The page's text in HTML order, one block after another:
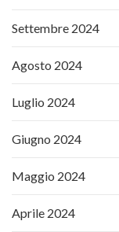
Settembre 2024
Agosto 2024
Luglio 2024
Giugno 2024
Maggio 2024
Aprile 2024